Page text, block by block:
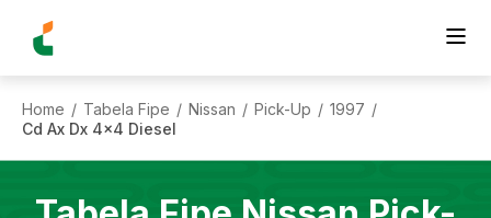
Home / Tabela Fipe / Nissan / Pick-Up / 1997 /
Cd Ax Dx 4x4 Diesel